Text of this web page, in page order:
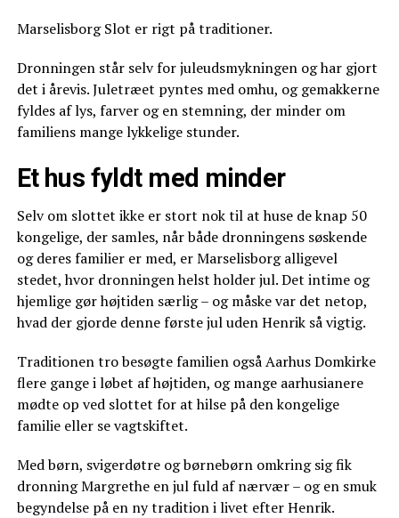
Marselisborg Slot er rigt på traditioner.
Dronningen står selv for juleudsmykningen og har gjort
det i årevis. Juletræet pyntes med omhu, og gemakkerne
fyldes af lys, farver og en stemning, der minder om
familiens mange lykkelige stunder.
Et hus fyldt med minder
Selv om slottet ikke er stort nok til at huse de knap 50
kongelige, der samles, når både dronningens søskende
og deres familier er med, er Marselisborg alligevel
stedet, hvor dronningen helst holder jul. Det intime og
hjemlige gør højtiden særlig – og måske var det netop,
hvad der gjorde denne første jul uden Henrik så vigtig.
Traditionen tro besøgte familien også Aarhus Domkirke
flere gange i løbet af højtiden, og mange aarhusianere
mødte op ved slottet for at hilse på den kongelige
familie eller se vagtskiftet.
Med børn, svigerdøtre og børnebørn omkring sig fik
dronning Margrethe en jul fuld af nærvær – og en smuk
begyndelse på en ny tradition i livet efter Henrik.